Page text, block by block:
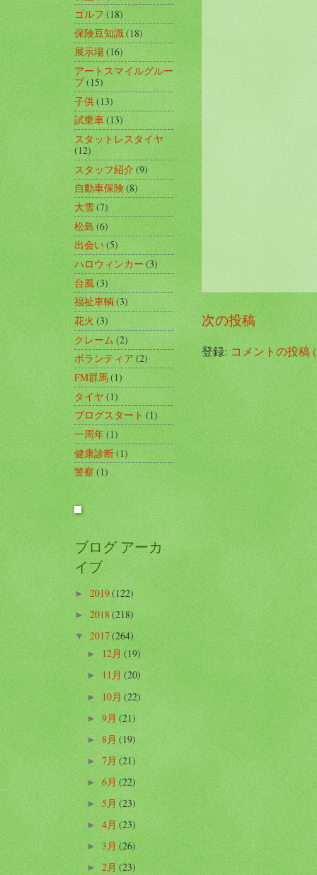
次の投稿
登録:コメントの投稿
ゴルフ(18)
保険豆知識(18)
展示場(16)
アートスマイルグルー
プ(15)
子供(13)
試乗車(13)
スタットレスタイヤ
(12)
スタッフ紹介(9)
自動車保険(8)
大雪(7)
松島 (6)
出会い(5)
ハロウィンカー(3)
台風(3)
福祉車輌 (3)
花火(3)
クレーム(2)
ボランティア(2)
FM群馬(1)
タイヤ(1)
ブログスタート(1)
一周年(1)
健康診断(1)
警察 (1)
ブログ アーカ
イブ
►2019(122)
► 2018(218)
▼2017(264)
►12月(19)
►11月(20)
►10月(22)
► 9月(21)
► 8月(19)
►7月(21)
►6月(22)
►5月(23)
►4月(23)
►3月(26)
►2月(23)